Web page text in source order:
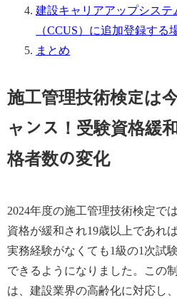
建設キャリアアップシステ
（CCUS）に追加登録する
まとめ
施工管理技術検定は
ャンス！受験資格緩
格者数の変化
2024年度の施工管理技術検定で
資格が緩和され19歳以上であれ
実務経験がなくても1級の1次試
できるようになりました。この
は、建設業界の高齢化に対応し